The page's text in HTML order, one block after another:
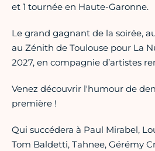
et 1 tournée en Haute-Garonne.
Le grand gagnant de la soirée,
au Zénith de Toulouse pour La
2027, en compagnie d’artistes
Venez découvrir l'humour de
première !
Qui succédera à Paul Mirabel,
Tom Baldetti, Tahnee, Gérémy